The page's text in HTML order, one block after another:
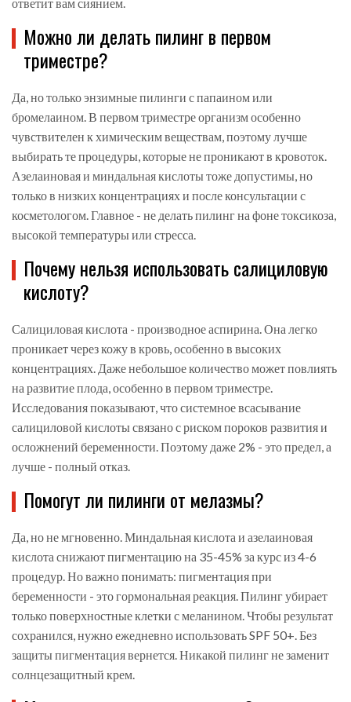
ответит вам сиянием.
Можно ли делать пилинг в первом
триместре?
Да, но только энзимные пилинги с папаином или
бромелаином. В первом триместре организм особенно
чувствителен к химическим веществам, поэтому лучше
выбирать те процедуры, которые не проникают в кровоток.
Азелаиновая и миндальная кислоты тоже допустимы, но
только в низких концентрациях и после консультации с
косметологом. Главное - не делать пилинг на фоне токсикоза,
высокой температуры или стресса.
Почему нельзя использовать салициловую
кислоту?
Салициловая кислота - производное аспирина. Она легко
проникает через кожу в кровь, особенно в высоких
концентрациях. Даже небольшое количество может повлиять
на развитие плода, особенно в первом триместре.
Исследования показывают, что системное всасывание
салициловой кислоты связано с риском пороков развития и
осложнений беременности. Поэтому даже 2% - это предел, а
лучше - полный отказ.
Помогут ли пилинги от мелазмы?
Да, но не мгновенно. Миндальная кислота и азелаиновая
кислота снижают пигментацию на 35-45% за курс из 4-6
процедур. Но важно понимать: пигментация при
беременности - это гормональная реакция. Пилинг убирает
только поверхностные клетки с меланином. Чтобы результат
сохранился, нужно ежедневно использовать SPF 50+. Без
защиты пигментация вернется. Никакой пилинг не заменит
солнцезащитный крем.